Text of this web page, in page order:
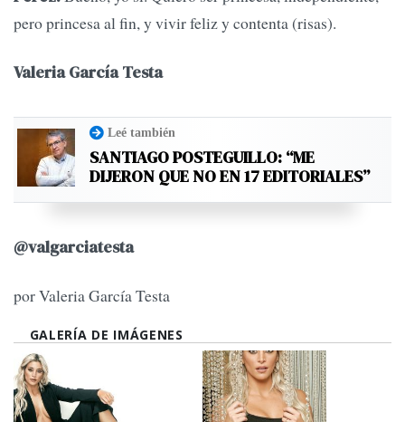
pero princesa al fin, y vivir feliz y contenta (risas).
Valeria García Testa
Leé también
SANTIAGO POSTEGUILLO: “ME
DIJERON QUE NO EN 17 EDITORIALES”
@valgarciatesta
por Valeria García Testa
GALERÍA DE IMÁGENES